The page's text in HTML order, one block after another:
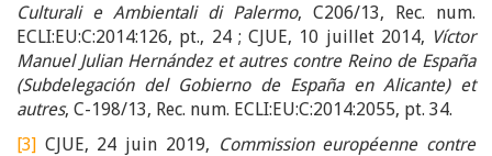
Culturali e Ambientali di Palermo, C206/13, Rec. num.
ECLI:EU:C:2014:126, pt., 24 ; CJUE, 10 juillet 2014, Víctor
Manuel Julian Hernández et autres contre Reino de España
(Subdelegación del Gobierno de España en Alicante) et
autres, C-198/13, Rec. num. ECLI:EU:C:2014:2055, pt. 34.
[3] CJUE, 24 juin 2019, Commission européenne contre